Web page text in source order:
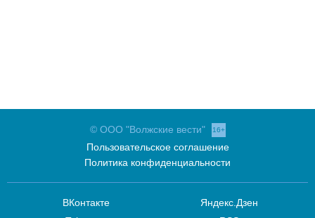
© ООО "Волжские вести" 16+
Пользовательское соглашение
Политика конфиденциальности
ВКонтакте
Яндекс.Дзен